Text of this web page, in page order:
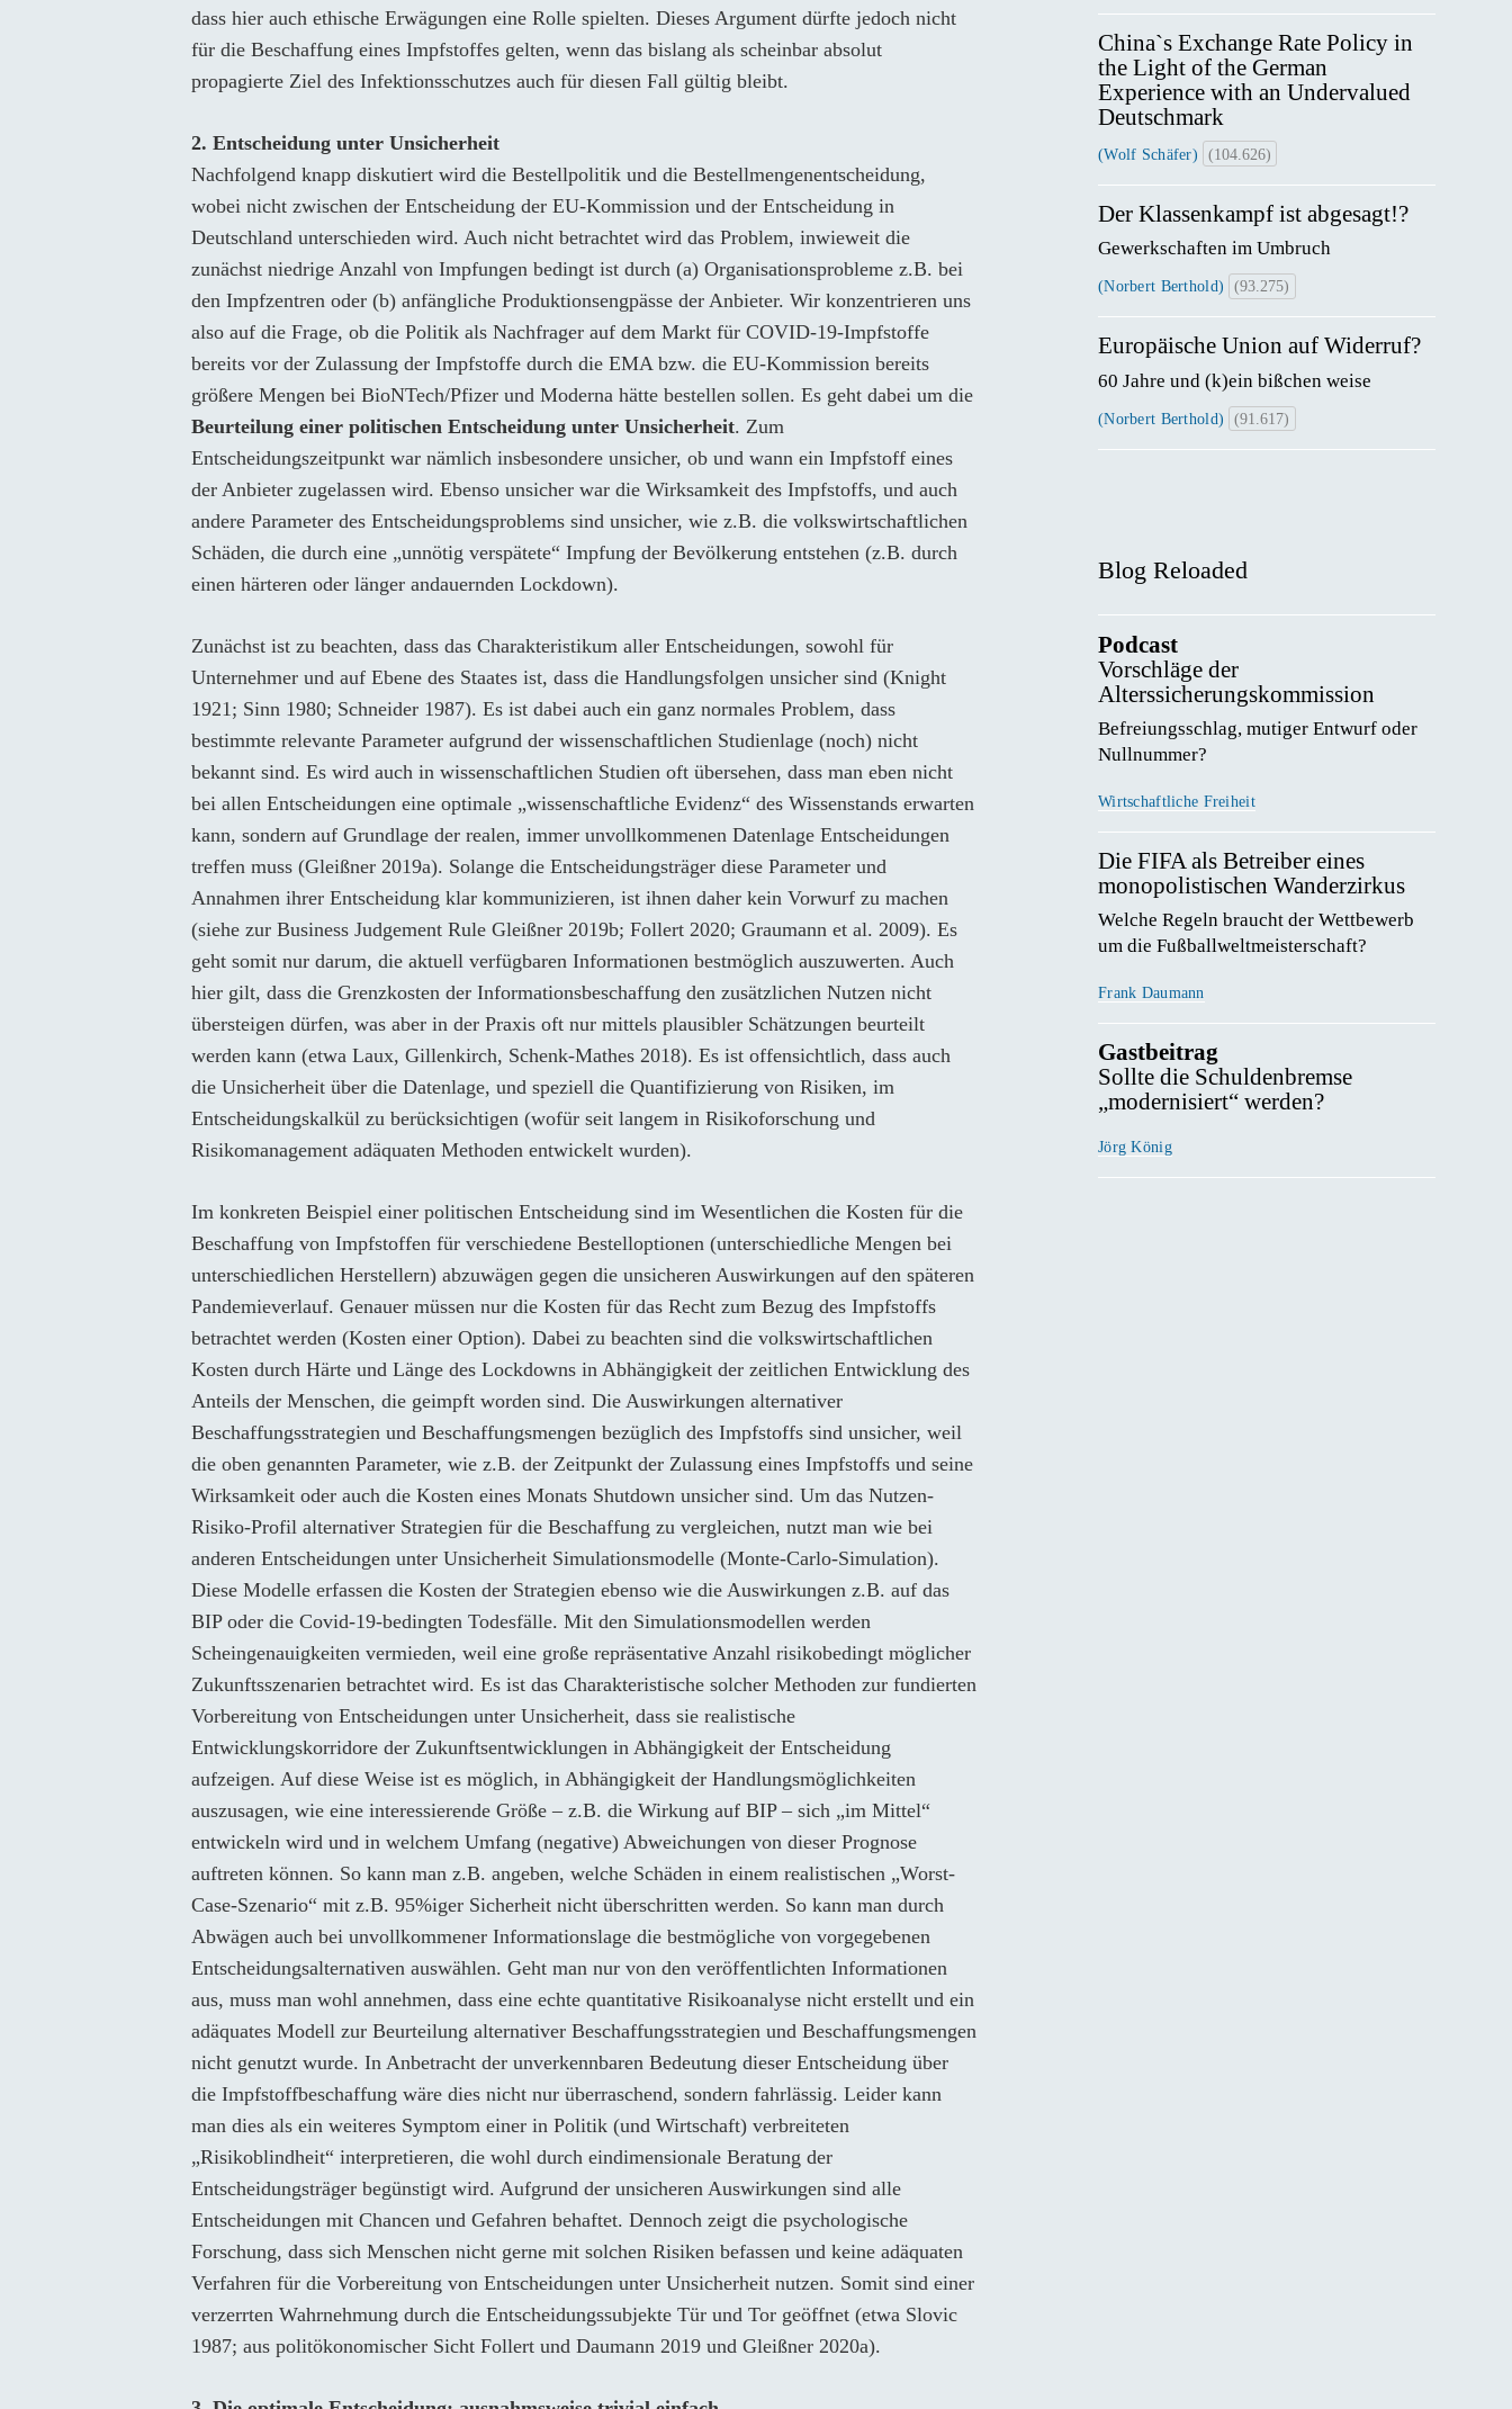
dass hier auch ethische Erwägungen eine Rolle spielten. Dieses Argument dürfte jedoch nicht
für die Beschaffung eines Impfstoffes gelten, wenn das bislang als scheinbar absolut
propagierte Ziel des Infektionsschutzes auch für diesen Fall gültig bleibt.
2. Entscheidung unter Unsicherheit
Nachfolgend knapp diskutiert wird die Bestellpolitik und die Bestellmengenentscheidung,
wobei nicht zwischen der Entscheidung der EU-Kommission und der Entscheidung in
Deutschland unterschieden wird. Auch nicht betrachtet wird das Problem, inwieweit die
zunächst niedrige Anzahl von Impfungen bedingt ist durch (a) Organisationsprobleme z.B. bei
den Impfzentren oder (b) anfängliche Produktionsengpässe der Anbieter. Wir konzentrieren uns
also auf die Frage, ob die Politik als Nachfrager auf dem Markt für COVID-19-Impfstoffe
bereits vor der Zulassung der Impfstoffe durch die EMA bzw. die EU-Kommission bereits
größere Mengen bei BioNTech/Pfizer und Moderna hätte bestellen sollen. Es geht dabei um die
Beurteilung einer politischen Entscheidung unter Unsicherheit. Zum
Entscheidungszeitpunkt war nämlich insbesondere unsicher, ob und wann ein Impfstoff eines
der Anbieter zugelassen wird. Ebenso unsicher war die Wirksamkeit des Impfstoffs, und auch
andere Parameter des Entscheidungsproblems sind unsicher, wie z.B. die volkswirtschaftlichen
Schäden, die durch eine „unnötig verspätete“ Impfung der Bevölkerung entstehen (z.B. durch
einen härteren oder länger andauernden Lockdown).
Zunächst ist zu beachten, dass das Charakteristikum aller Entscheidungen, sowohl für
Unternehmer und auf Ebene des Staates ist, dass die Handlungsfolgen unsicher sind (Knight
1921; Sinn 1980; Schneider 1987). Es ist dabei auch ein ganz normales Problem, dass
bestimmte relevante Parameter aufgrund der wissenschaftlichen Studienlage (noch) nicht
bekannt sind. Es wird auch in wissenschaftlichen Studien oft übersehen, dass man eben nicht
bei allen Entscheidungen eine optimale „wissenschaftliche Evidenz“ des Wissenstands erwarten
kann, sondern auf Grundlage der realen, immer unvollkommenen Datenlage Entscheidungen
treffen muss (Gleißner 2019a). Solange die Entscheidungsträger diese Parameter und
Annahmen ihrer Entscheidung klar kommunizieren, ist ihnen daher kein Vorwurf zu machen
(siehe zur Business Judgement Rule Gleißner 2019b; Follert 2020; Graumann et al. 2009). Es
geht somit nur darum, die aktuell verfügbaren Informationen bestmöglich auszuwerten. Auch
hier gilt, dass die Grenzkosten der Informationsbeschaffung den zusätzlichen Nutzen nicht
übersteigen dürfen, was aber in der Praxis oft nur mittels plausibler Schätzungen beurteilt
werden kann (etwa Laux, Gillenkirch, Schenk-Mathes 2018). Es ist offensichtlich, dass auch
die Unsicherheit über die Datenlage, und speziell die Quantifizierung von Risiken, im
Entscheidungskalkül zu berücksichtigen (wofür seit langem in Risikoforschung und
Risikomanagement adäquaten Methoden entwickelt wurden).
Im konkreten Beispiel einer politischen Entscheidung sind im Wesentlichen die Kosten für die
Beschaffung von Impfstoffen für verschiedene Bestelloptionen (unterschiedliche Mengen bei
unterschiedlichen Herstellern) abzuwägen gegen die unsicheren Auswirkungen auf den späteren
Pandemieverlauf. Genauer müssen nur die Kosten für das Recht zum Bezug des Impfstoffs
betrachtet werden (Kosten einer Option). Dabei zu beachten sind die volkswirtschaftlichen
Kosten durch Härte und Länge des Lockdowns in Abhängigkeit der zeitlichen Entwicklung des
Anteils der Menschen, die geimpft worden sind. Die Auswirkungen alternativer
Beschaffungsstrategien und Beschaffungsmengen bezüglich des Impfstoffs sind unsicher, weil
die oben genannten Parameter, wie z.B. der Zeitpunkt der Zulassung eines Impfstoffs und seine
Wirksamkeit oder auch die Kosten eines Monats Shutdown unsicher sind. Um das Nutzen-
Risiko-Profil alternativer Strategien für die Beschaffung zu vergleichen, nutzt man wie bei
anderen Entscheidungen unter Unsicherheit Simulationsmodelle (Monte-Carlo-Simulation).
Diese Modelle erfassen die Kosten der Strategien ebenso wie die Auswirkungen z.B. auf das
BIP oder die Covid-19-bedingten Todesfälle. Mit den Simulationsmodellen werden
Scheingenauigkeiten vermieden, weil eine große repräsentative Anzahl risikobedingt möglicher
Zukunftsszenarien betrachtet wird. Es ist das Charakteristische solcher Methoden zur fundierten
Vorbereitung von Entscheidungen unter Unsicherheit, dass sie realistische
Entwicklungskorridore der Zukunftsentwicklungen in Abhängigkeit der Entscheidung
aufzeigen. Auf diese Weise ist es möglich, in Abhängigkeit der Handlungsmöglichkeiten
auszusagen, wie eine interessierende Größe – z.B. die Wirkung auf BIP – sich „im Mittel“
entwickeln wird und in welchem Umfang (negative) Abweichungen von dieser Prognose
auftreten können. So kann man z.B. angeben, welche Schäden in einem realistischen „Worst-
Case-Szenario“ mit z.B. 95%iger Sicherheit nicht überschritten werden. So kann man durch
Abwägen auch bei unvollkommener Informationslage die bestmögliche von vorgegebenen
Entscheidungsalternativen auswählen. Geht man nur von den veröffentlichten Informationen
aus, muss man wohl annehmen, dass eine echte quantitative Risikoanalyse nicht erstellt und ein
adäquates Modell zur Beurteilung alternativer Beschaffungsstrategien und Beschaffungsmengen
nicht genutzt wurde. In Anbetracht der unverkennbaren Bedeutung dieser Entscheidung über
die Impfstoffbeschaffung wäre dies nicht nur überraschend, sondern fahrlässig. Leider kann
man dies als ein weiteres Symptom einer in Politik (und Wirtschaft) verbreiteten
„Risikoblindheit“ interpretieren, die wohl durch eindimensionale Beratung der
Entscheidungsträger begünstigt wird. Aufgrund der unsicheren Auswirkungen sind alle
Entscheidungen mit Chancen und Gefahren behaftet. Dennoch zeigt die psychologische
Forschung, dass sich Menschen nicht gerne mit solchen Risiken befassen und keine adäquaten
Verfahren für die Vorbereitung von Entscheidungen unter Unsicherheit nutzen. Somit sind einer
verzerrten Wahrnehmung durch die Entscheidungssubjekte Tür und Tor geöffnet (etwa Slovic
1987; aus politökonomischer Sicht Follert und Daumann 2019 und Gleißner 2020a).
China`s Exchange Rate Policy in
the Light of the German
Experience with an Undervalued
Deutschmark
(Wolf Schäfer) (104.626)
Der Klassenkampf ist abgesagt!?
Gewerkschaften im Umbruch
(Norbert Berthold) (93.275)
Europäische Union auf Widerruf?
60 Jahre und (k)ein bißchen weise
(Norbert Berthold) (91.617)
Blog Reloaded
Podcast
Vorschläge der
Alterssicherungskommission
Befreiungsschlag, mutiger Entwurf oder
Nullnummer?
Wirtschaftliche Freiheit
Die FIFA als Betreiber eines
monopolistischen Wanderzirkus
Welche Regeln braucht der Wettbewerb
um die Fußballweltmeisterschaft?
Frank Daumann
Gastbeitrag
Sollte die Schuldenbremse
„modernisiert“ werden?
Jörg König